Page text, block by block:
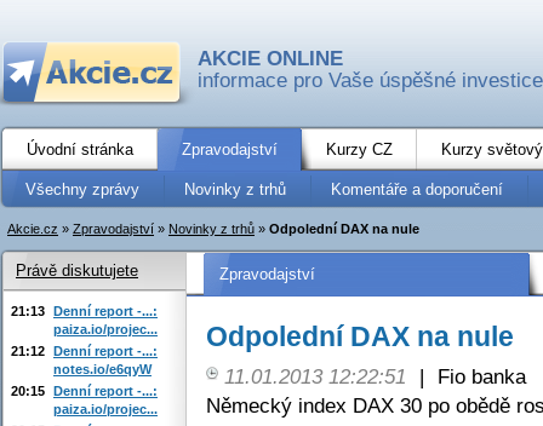
AKCIE ONLINE
informace pro Vaše úspěšné investice
Úvodní stránka Zpravodajství Kurzy CZ Kurzy
Všechny zprávy Novinky z trhů Komentáře a doporučení
Akcie.cz » Zpravodajství » Novinky z trhů » Odpolední DAX na nule
Zpravodajství
Odpolední DAX na nule
11.01.2013 12:22:51 |
Fio banka
Německý index DAX 30 po obědě
Právě diskutujete
21:13 Denní report -...:
paiza.io/projec...
21:12 Denní report -...:
notes.io/e6qyW
20:15 Denní report -...:
paiza.io/projec...